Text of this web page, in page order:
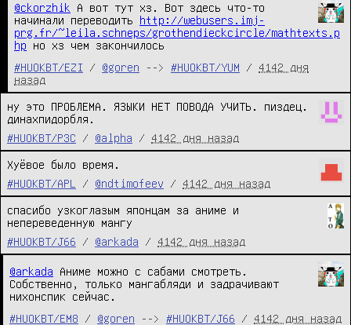
@ckorzhik
А вот тут хз. Вот здесь что-то
начинали переводить http://webusers.imj-
prg.fr/~leila.schneps/grothendieckcircle/mathtexts.p
hp но хз чем закончилось
#HUOKBT/EZI
/ @goren --> #HUOKBT/YUM / 4142 дня
назад
ну это ПРОБЛЕМА. ЯЗЫКИ НЕТ ПОВОДА УЧИТЬ. пиздец.
динахпидорбля.
#HUOKBT/P3C
/ @alpha / 4142 дня назад
Хуёвое было время.
#HUOKBT/APL
/ @ndtimofeev / 4142 дня назад
спасибо узкоглазым японцам за аниме и
непереведенную мангу
#HUOKBT/J66
/ @arkada / 4142 дня назад
@arkada Аниме можно с сабами смотреть.
Собственно, только мангабляди и задрачивают
нихонспик сейчас.
#HUOKBT/EM8
/ @goren --> #HUOKBT/J66 / 4142 дня назад